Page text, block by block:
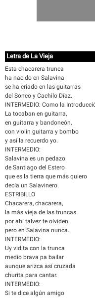
Letra de La Vieja
Esta chacarera trunca
ha nacido en Salavina
se ha criado en las guitarras
del Sonco y Cachilo Díaz.
INTERMEDIO: Como la
La tocaban en guitarra,
en guitarra y bandoneón,
con violín guitarra y bombo
y así la recuerdo yo.
INTERMEDIO:
Salavina es un pedazo
de Santiago del Estero
que es la tierra que más quiero
decía un Salavinero.
ESTRIBILLO
Chacarera, chacarera,
la más vieja de las truncas
por ahí talvez te olviden
pero en Salavina nunca.
INTERMEDIO:
Uy vidita con la trunca
medio brava pa bailar
aunque arizca así cruzada
churita para cantar.
INTERMEDIO:
Si te dice algún amigo